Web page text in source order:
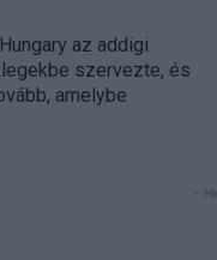
az addigi
szervezte, és
amelybe
-